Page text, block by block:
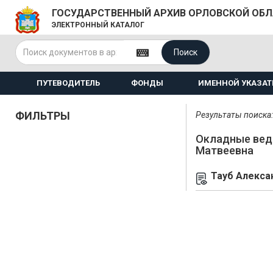
ГОСУДАРСТВЕННЫЙ АРХИВ ОРЛОВСКОЙ
ЭЛЕКТРОННЫЙ КАТАЛОГ
Поиск
ПУТЕВОДИТЕЛЬ ФОНДЫ ИМЕННОЙ
ФИЛЬТРЫ Результаты
Окладные
Матвеевна
Тауб